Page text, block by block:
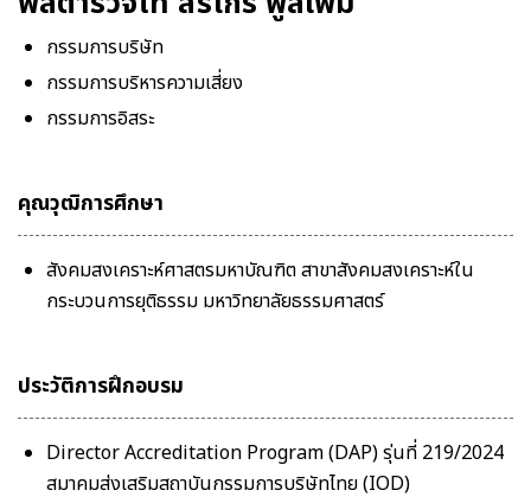
กรรมการบริษัท
กรรมการบริหารความเสี่ยง
กรรมการอิสระ
คุณวุฒิการศึกษา
สังคมสงเคราะห์ศาสตรมหาบัณฑิต สาขาสังคมสงเคราะห์ใน
กระบวนการยุติธรรม มหาวิทยาลัยธรรมศาสตร์
ประวัติการฝึกอบรม
Director Accreditation Program (DAP) รุ่นที่ 219/2024
สมาคมส่งเสริมสถาบันกรรมการบริษัทไทย (IOD)